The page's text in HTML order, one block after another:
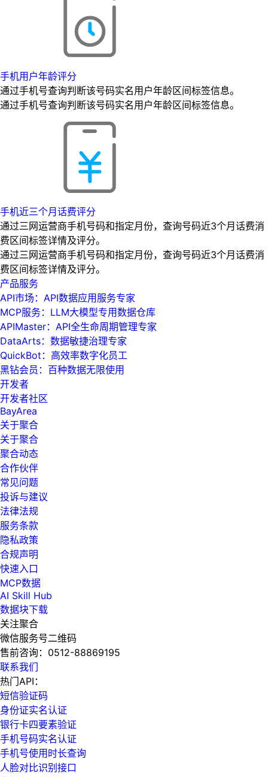
手机用户年龄评分
通过手机号查询判断该号码实名用户年龄区间标签信息。
通过手机号查询判断该号码实名用户年龄区间标签信息。
手机近三个月话费评分
通过三网运营商手机号码和指定月份，查询号码近3个月话费消
费区间标签详情及评分。
通过三网运营商手机号码和指定月份，查询号码近3个月话费消
费区间标签详情及评分。
产品服务
API市场：API数据应用服务专家
MCP服务：LLM大模型专用数据仓库
APIMaster：API全生命周期管理专家
DataArts：数据敏捷治理专家
QuickBot：高效率数字化员工
黑钻会员：百种数据无限使用
开发者
开发者社区
BayArea
关于聚合
关于聚合
聚合动态
合作伙伴
常见问题
投诉与建议
法律法规
服务条款
隐私政策
合规声明
快速入口
MCP数据
AI Skill Hub
数据块下载
关注聚合
微信服务号二维码
售前咨询： 0512-88869195
联系我们
热门API：
短信验证码
身份证实名认证
银行卡四要素验证
手机号码实名认证
手机号使用时长查询
人脸对比识别接口